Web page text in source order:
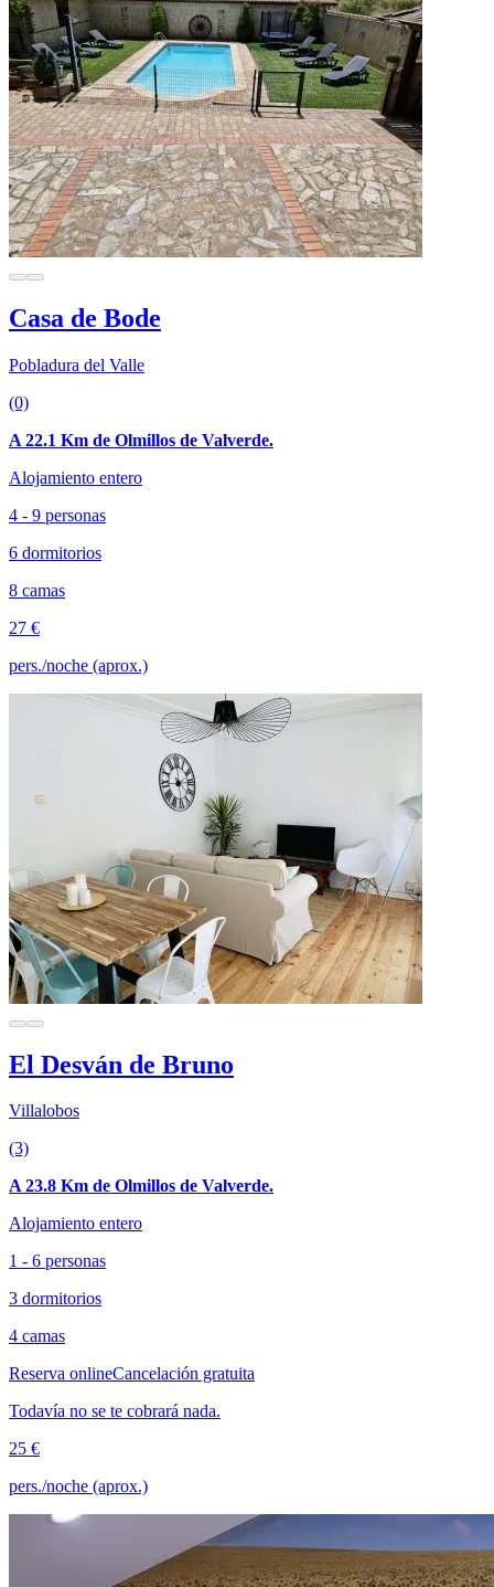
Casa de Bode
Pobladura del Valle
(0)
A 22.1 Km de Olmillos de Valverde.
Alojamiento entero
4 - 9 personas
6 dormitorios
8 camas
27 €
pers./noche (aprox.)
El Desván de Bruno
Villalobos
(3)
A 23.8 Km de Olmillos de Valverde.
Alojamiento entero
1 - 6 personas
3 dormitorios
4 camas
Reserva onlineCancelación gratuita
Todavía no se te cobrará nada.
25 €
pers./noche (aprox.)